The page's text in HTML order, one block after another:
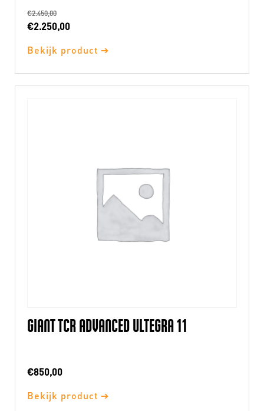
€2.450,00
Oorspronkelijke
was:
€2.250,00Huidige
is:
Bekijk product ➔
GIANT TCR ADVANCED ULTEGRA 11
€850,00
Bekijk product ➔